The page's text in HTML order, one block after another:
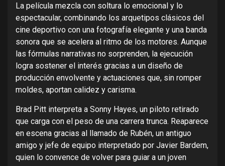
La película mezcla con soltura lo emocional y lo
espectacular, combinando los arquetipos clásicos del
cine deportivo con una fotografía elegante y una banda
sonora que se acelera al ritmo de los motores. Aunque
las fórmulas narrativas no sorprenden, la ejecución
logra sostener el interés gracias a un diseño de
producción envolvente y actuaciones que, sin romper
moldes, aportan calidez y carisma.
Brad Pitt interpreta a Sonny Hayes, un piloto retirado
que carga con el peso de una carrera trunca. Reaparece
en escena gracias al llamado de Rubén, un antiguo
amigo y jefe de equipo interpretado por Javier Bardem,
quien lo convence de volver para guiar a un joven